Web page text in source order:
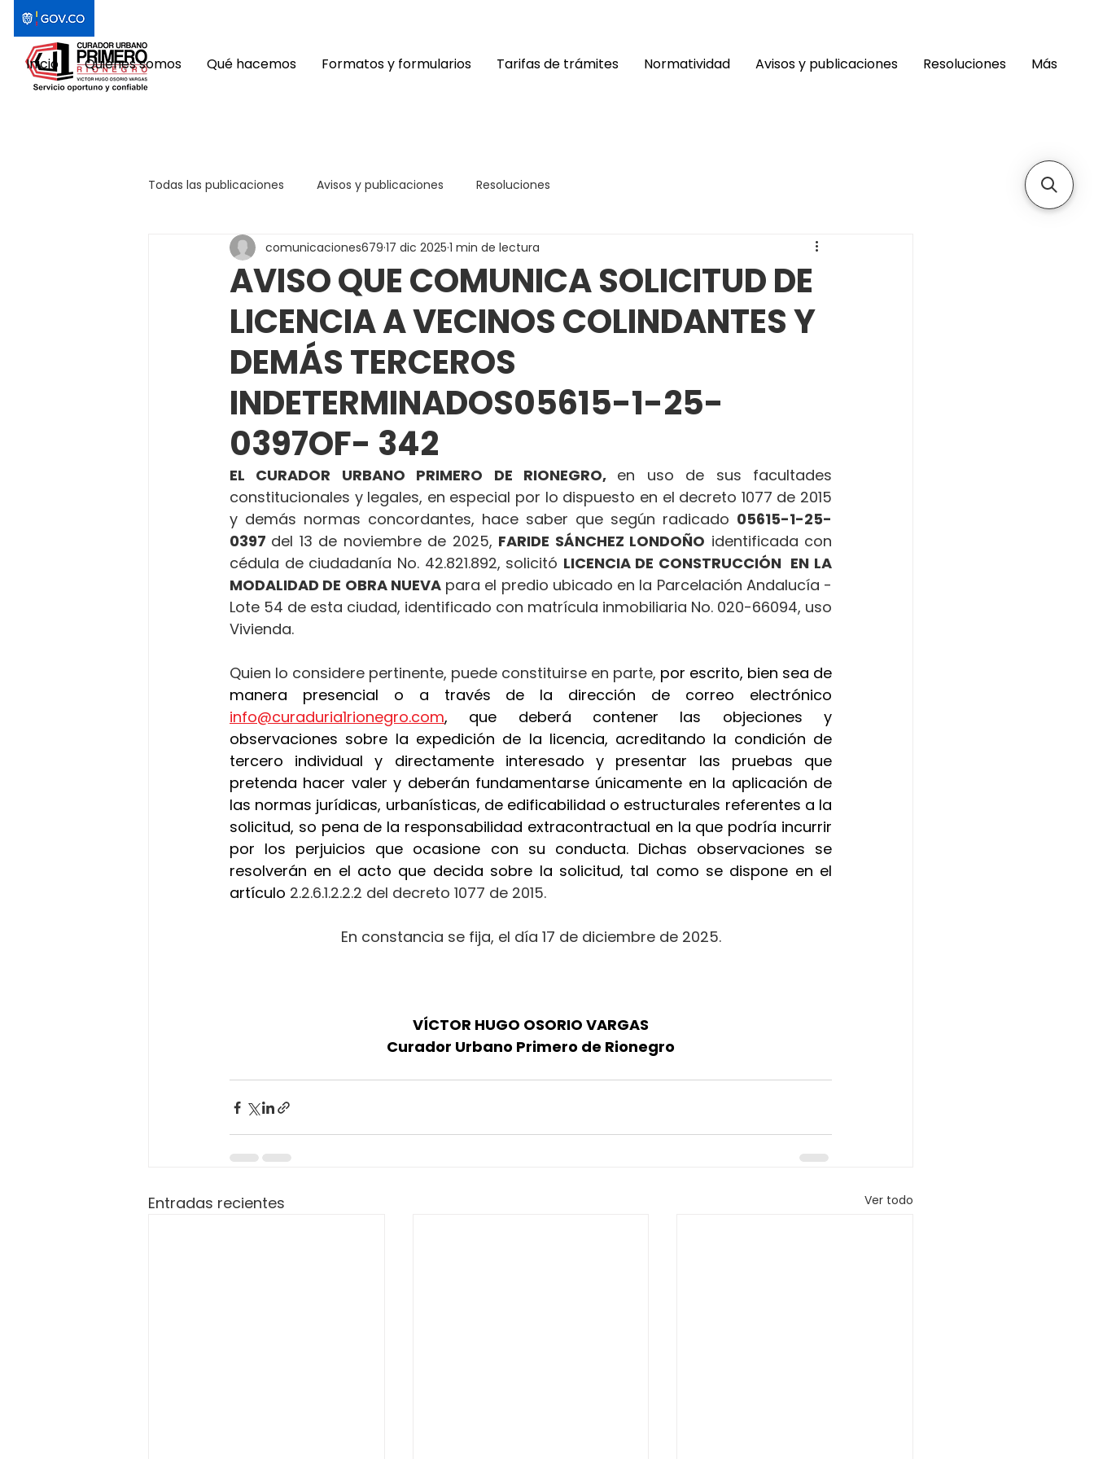
Inicio Quiénes somos Qué hacemos Formatos y formularios Tarifas de trámites Normatividad Avisos y publicaciones Resoluciones Más
Todas las publicaciones Avisos y publicaciones Resoluciones
AVISO QUE COMUNICA SOLICITUD DE
LICENCIA A VECINOS COLINDANTES Y
DEMÁS TERCEROS
INDETERMINADOS05615-1-25-
0397OF- 342
comunicaciones679 17 dic 2025 1 min de lectura
EL CURADOR URBANO PRIMERO DE RIONEGRO, en uso de sus facultades
constitucionales y legales, en especial por lo dispuesto en el decreto 1077 de 2015
y demás normas concordantes, hace saber que según radicado 05615-1-25-
0397 del 13 de noviembre de 2025, FARIDE SÁNCHEZ LONDOÑO identificada con
cédula de ciudadanía No. 42.821.892, solicitó LICENCIA DE CONSTRUCCIÓN  EN LA
MODALIDAD DE OBRA NUEVA para el predio ubicado en la Parcelación Andalucía -
Lote 54 de esta ciudad, identificado con matrícula inmobiliaria No. 020-66094, uso
Vivienda.
Quien lo considere pertinente, puede constituirse en parte, por escrito, bien sea de
info@curaduria1rionegro.com, que deberá contener las objeciones y
observaciones sobre la expedición de la licencia, acreditando la condición de
tercero individual y directamente interesado y presentar las pruebas que
pretenda hacer valer y deberán fundamentarse únicamente en la aplicación de
las normas jurídicas, urbanísticas, de edificabilidad o estructurales referentes a la
solicitud, so pena de la responsabilidad extracontractual en la que podría incurrir
por los perjuicios que ocasione con su conducta. Dichas observaciones se
resolverán en el acto que decida sobre la solicitud, tal como se dispone en el
artículo 2.2.6.1.2.2.2 del decreto 1077 de 2015.
En constancia se fija, el día 17 de diciembre de 2025.
VÍCTOR HUGO OSORIO VARGAS
Curador Urbano Primero de Rionegro
Entradas recientes Ver todo